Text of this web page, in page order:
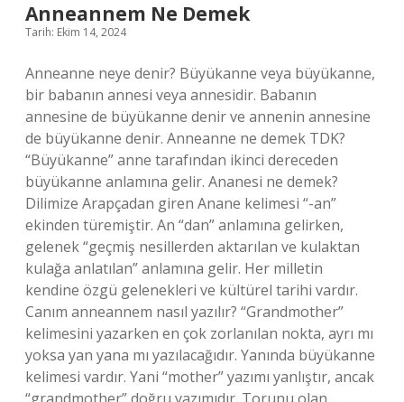
Anneannem Ne Demek
Tarih: Ekim 14, 2024
Anneanne neye denir? Büyükanne veya büyükanne,
bir babanın annesi veya annesidir. Babanın
annesine de büyükanne denir ve annenin annesine
de büyükanne denir. Anneanne ne demek TDK?
“Büyükanne” anne tarafından ikinci dereceden
büyükanne anlamına gelir. Ananesi ne demek?
Dilimize Arapçadan giren Anane kelimesi “-an”
ekinden türemiştir. An “dan” anlamına gelirken,
gelenek “geçmiş nesillerden aktarılan ve kulaktan
kulağa anlatılan” anlamına gelir. Her milletin
kendine özgü gelenekleri ve kültürel tarihi vardır.
Canım anneannem nasıl yazılır? “Grandmother”
kelimesini yazarken en çok zorlanılan nokta, ayrı mı
yoksa yan yana mı yazılacağıdır. Yanında büyükanne
kelimesi vardır. Yani “mother” yazımı yanlıştır, ancak